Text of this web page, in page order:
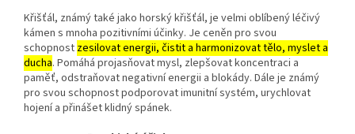
Křišťál, známý také jako horský křišťál, je velmi oblíbený léčivý
kámen s mnoha pozitivními účinky. Je ceněn pro svou
schopnost zesilovat energii, čistit a harmonizovat tělo, myslet a
ducha. Pomáhá projasňovat mysl, zlepšovat koncentraci a
paměť, odstraňovat negativní energii a blokády. Dále je známý
pro svou schopnost podporovat imunitní systém, urychlovat
hojení a přinášet klidný spánek.